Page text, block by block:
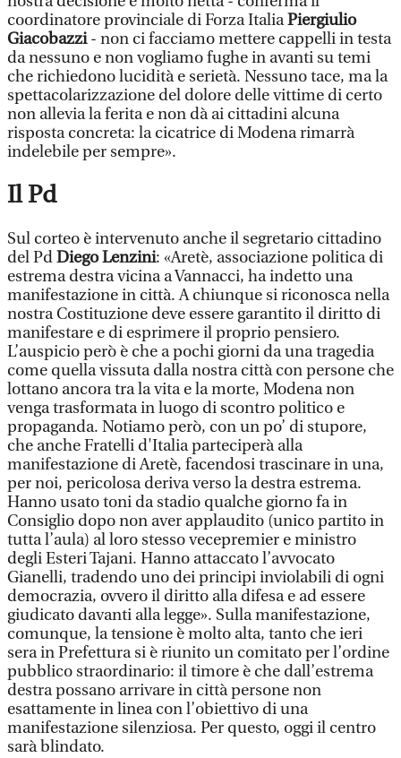
coordinatore provinciale di Forza ItaliaPiergiulio
Giacobazzi- non ci facciamo mettere cappelli in testa
da nessuno e non vogliamo fughe in avanti su temi
che richiedono lucidità e serietà. Nessuno tace, ma la
spettacolarizzazione del dolore delle vittime di certo
non allevia la ferita e non dà ai cittadini alcuna
risposta concreta: la cicatrice di Modena rimarrà
indelebile per sempre».
Il Pd
Sul corteo è intervenuto anche il segretario cittadino
del PdDiego Lenzini: «Aretè, associazione politica di
estrema destra vicina a Vannacci, ha indetto una
manifestazione in città. A chiunque si riconosca nella
nostra Costituzione deve essere garantito il diritto di
manifestare e di esprimere il proprio pensiero.
L’auspicio però è che a pochi giorni da una tragedia
come quella vissuta dalla nostra città con persone che
lottano ancora tra la vita e la morte, Modena non
venga trasformata in luogo di scontro politico e
propaganda. Notiamo però, con un po’ di stupore,
che anche Fratelli d'Italia parteciperà alla
manifestazione di Aretè, facendosi trascinare in una,
per noi, pericolosa deriva verso la destra estrema.
Hanno usato toni da stadio qualche giorno fa in
Consiglio dopo non aver applaudito (unico partito in
tutta l’aula) al loro stesso vecepremier e ministro
degli Esteri Tajani. Hanno attaccato l’avvocato
Gianelli, tradendo uno dei principi inviolabili di ogni
democrazia, ovvero il diritto alla difesa e ad essere
giudicato davanti alla legge». Sulla manifestazione,
comunque, la tensione è molto alta, tanto che ieri
sera in Prefettura si è riunito un comitato per l’ordine
pubblico straordinario: il timore è che dall’estrema
destra possano arrivare in città persone non
esattamente in linea con l’obiettivo di una
manifestazione silenziosa. Per questo, oggi il centro
sarà blindato.